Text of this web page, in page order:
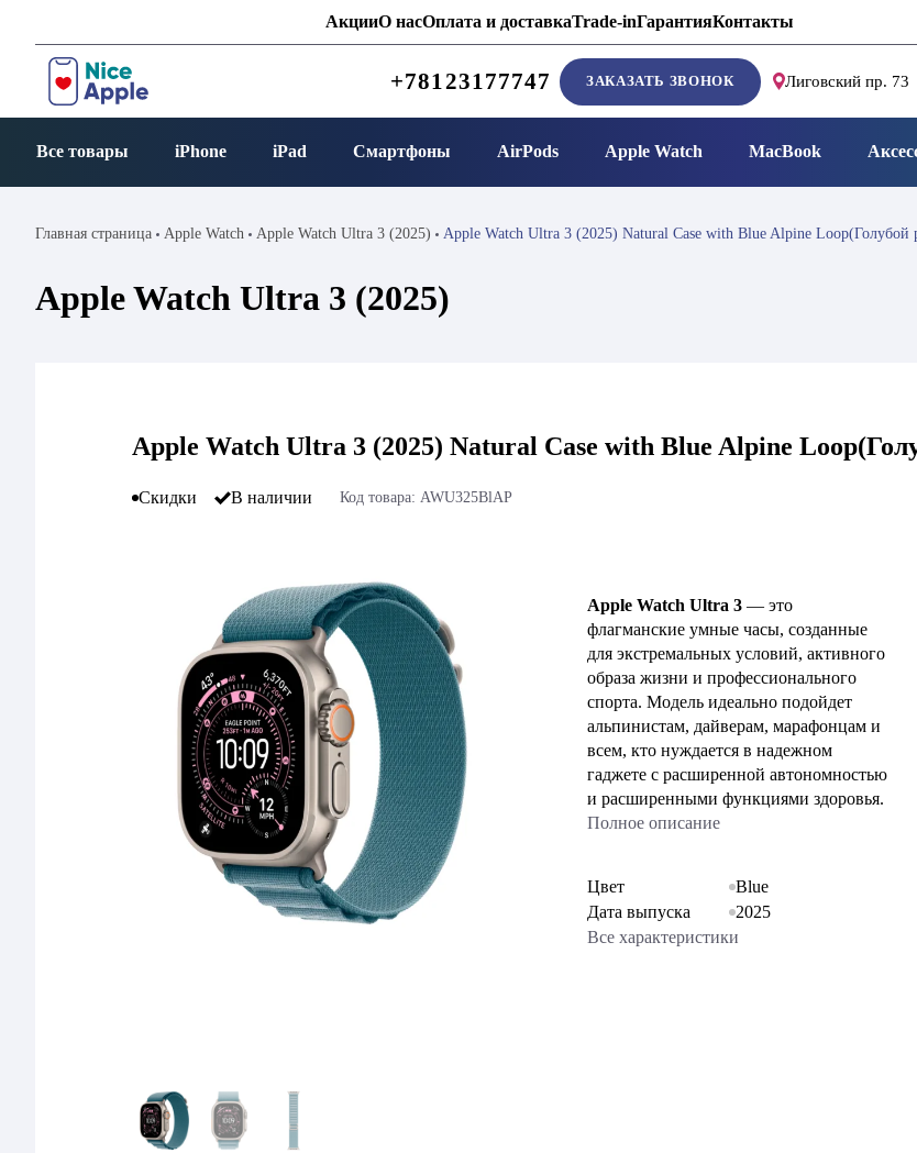
АкцииО насОплата и доставкаTrade-inГарантияКонтакты
+78123177747 ЗАКАЗАТЬ ЗВОНОК Лиговский пр. 73
Все товары iPhone iPad Смартфоны AirPods Apple Watch MacBook
Главная страница Apple Watch Apple Watch Ultra 3 (2025) Apple Watch Ultra 3 (2025) Natural Case with Blue Alpine Loop(Голубой
Apple Watch Ultra 3 (2025)
Apple Watch Ultra 3 (2025) Natural Case with Blue Alpine
Скидки В наличии Код товара: AWU325BlAP
Apple Watch Ultra 3 — это
флагманские умные часы, созданные
для экстремальных условий, активного
образа жизни и профессионального
спорта. Модель идеально подойдет
альпинистам, дайверам, марафонцам и
всем, кто нуждается в надежном
гаджете с расширенной автономностью
и расширенными функциями здоровья.
Полное описание
Цвет
Blue
Дата выпуска
2025
Все характеристики